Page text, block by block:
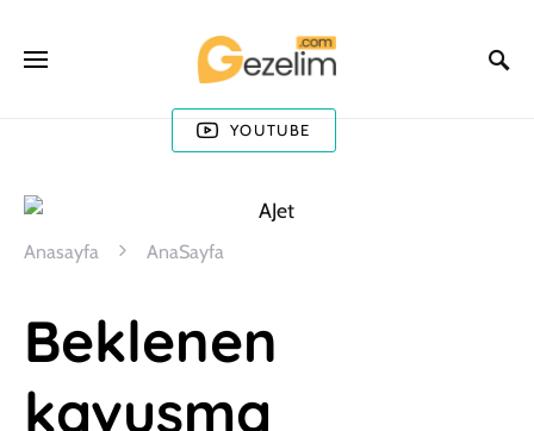
YOUTUBE
Anasayfa AnaSayfa
Beklenen
kavuşma